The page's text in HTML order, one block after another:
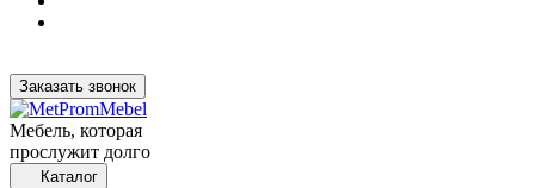
Заказать звонок
Мебель, которая
прослужит долго
Каталог